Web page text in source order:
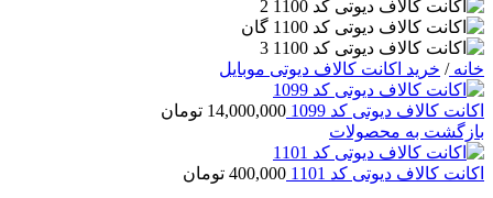
خانه/ خرید اکانت کالاف دیوتی موبایل
اکانت کالاف دیوتی کد 1099 14,000,000 تومان
بازگشت به محصولات
اکانت کالاف دیوتی کد 1101 400,000 تومان